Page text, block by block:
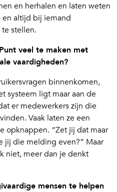
en herhalen en laten weten
en altijd bij iemand
stellen.
veel te maken met
vaardigheden?
binnenkomen,
systeem ligt maar aan de
er medewerkers zijn die
Vaak laten ze een
opknappen. “Zet jij dat maar
jij die melding even?” Maar
niet, meer dan je denkt
mensen te helpen